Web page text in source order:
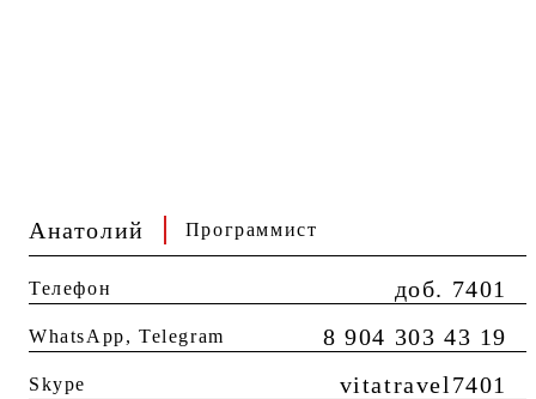
Анатолий Программист
Телефон доб. 7401
WhatsApp, Telegram 8 904 303 43 19
Skype vitatravel7401